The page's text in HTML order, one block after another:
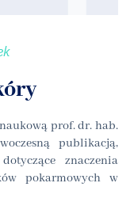
prof. dr. hab.
publikacją,
znaczenia
pokarmowych w